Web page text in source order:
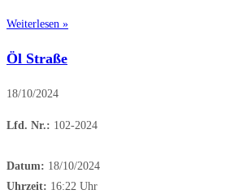
Weiterlesen »
Öl Straße
18/10/2024
Lfd. Nr.: 102-2024
Datum: 18/10/2024
Uhrzeit: 16:22 Uhr